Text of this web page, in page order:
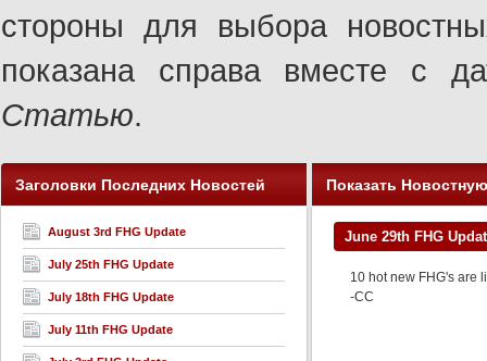
стороны для выбора
показана справа вместе с
Статью.
Заголовки Последних Новостей
August 3rd FHG Update
July 25th FHG Update
July 18th FHG Update
July 11th FHG Update
Показать
June 29th FHG
10 hot new FHG's are
-CC